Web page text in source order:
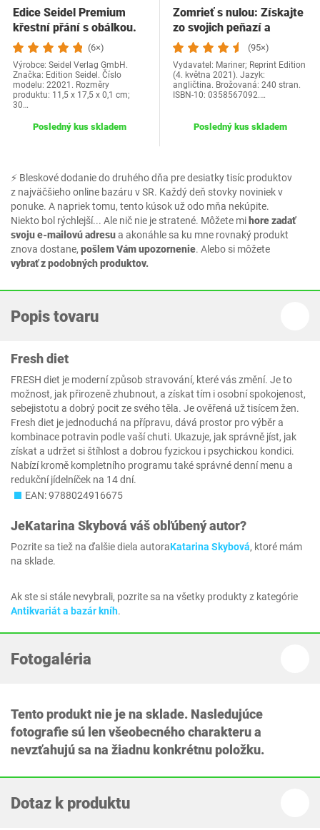
⚡ Bleskové dodanie do druhého dňa pre desiatky tisíc produktov
z najväčšieho online bazáru v SR. Každý deň stovky noviniek v
ponuke. A napriek tomu, tento kúsok už odo mňa nekúpite.
Niekto bol rýchlejší... Ale nič nie je stratené. Môžete mihore zadať
svoju e-mailovú adresua akonáhle sa ku mne rovnaký produkt
znova dostane, pošlem Vám upozornenie. Alebo si môžete
vybrať z podobných produktov.
Edice Seidel Premium
křestní přání s obálkou.
Přání ke křtu…(6×)
Výrobce: Seidel Verlag GmbH.
Značka: Edition Seidel. Číslo
modelu: 22021. Rozměry
produktu: 11,5 x 17,5 x 0,1 cm;
30…
Posledný kus skladem
Zomrieť s nulou: Získajte
zo svojich peňazí a
života…
(95×)
Vydavatel: Mariner; Reprint Edition
(4. května 2021). Jazyk:
angličtina. Brožovaná: 240 stran.
ISBN-10: 0358567092.…
Posledný kus skladem
Popis tovaru
Fresh diet
FRESH diet je moderní způsob stravování, které vás změní. Je to
možnost, jak přirozeně zhubnout, a získat tím i osobní spokojenost,
sebejistotu a dobrý pocit ze svého těla. Je ověřená už tisícem žen.
Fresh diet je jednoduchá na přípravu, dává prostor pro výběr a
kombinace potravin podle vaší chuti. Ukazuje, jak správně jíst, jak
získat a udržet si štíhlost a dobrou fyzickou i psychickou kondici.
Nabízí kromě kompletního programu také správné denní menu a
redukční jídelníček na 14 dní.
EAN: 9788024916675
JeKatarina Skybová váš obľúbený autor?
Pozrite sa tiež na ďalšie diela autoraKatarina Skybová, ktoré mám
na sklade.
Ak ste si stále nevybrali, pozrite sa na všetky produkty z kategórie
Antikvariát a bazár kníh.
Fotogaléria
Tento produkt nie je na sklade. Nasledujúce
fotografie sú len všeobecného charakteru a
nevzťahujú sa na žiadnu konkrétnu položku.
Dotaz k produktu